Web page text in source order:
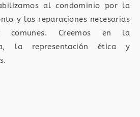
al condominio por la
y las reparaciones necesarias
comunes. Creemos en la
la representación ética y